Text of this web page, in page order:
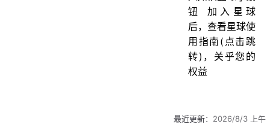
钮 加入星球
后，查看星球使
用指南(点击跳
转)，关乎您的
权益
最近更新： 2026/8/3 上午